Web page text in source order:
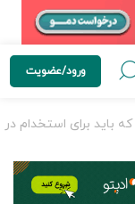
ورود/عضویت